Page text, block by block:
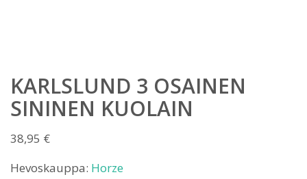
KARLSLUND 3 OSAINEN
SININEN KUOLAIN
38,95 €
Hevoskauppa: Horze